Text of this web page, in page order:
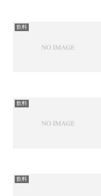
飲料
飲料
飲料